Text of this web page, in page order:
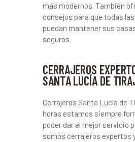
más modernos. También
consejos para que todas
puedan mantener sus
seguros.
CERRAJEROS
SANTA LUCÍA DE
Cerrajeros Santa Lucía de
horas estamos siempre
poder dar el mejor servicio
somos cerrajeros expertos